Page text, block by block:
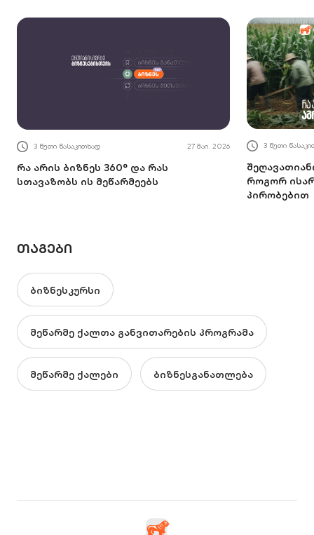
3 წუთი წასაკითხად 27 მაი. 2026
რა არის ბიზნეს 360° და რას
სთავაზობს ის მეწარმეებს
3 წუთი
როგორ
პირობებით
ᲗᲐᲒᲔᲑᲘ
ბიზნესკურსი
მეწარმე ქალთა განვითარების პროგრამა
მეწარმე ქალები ბიზნესგანათლება